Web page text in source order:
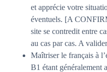
et apprécie votre
éventuels. [A
site se contredit entre
au cas par cas. A
Maîtriser le français à
B1 étant généralement